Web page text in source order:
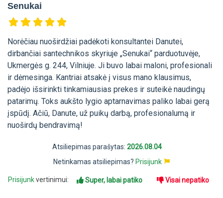
Senukai
Norėčiau nuoširdžiai padėkoti konsultantei Danutei,
dirbančiai santechnikos skyriuje „Senukai“ parduotuvėje,
Ukmergės g. 244, Vilniuje. Ji buvo labai maloni, profesionali
ir dėmesinga. Kantriai atsakė į visus mano klausimus,
padėjo išsirinkti tinkamiausias prekes ir suteikė naudingų
patarimų. Toks aukšto lygio aptarnavimas paliko labai gerą
įspūdį. Ačiū, Danute, už puikų darbą, profesionalumą ir
nuoširdų bendravimą!
Atsiliepimas parašytas: 2026.08.04
Netinkamas atsiliepimas? Prisijunk
Prisijunkvertinimui: Super, labai patiko Visai nepatiko